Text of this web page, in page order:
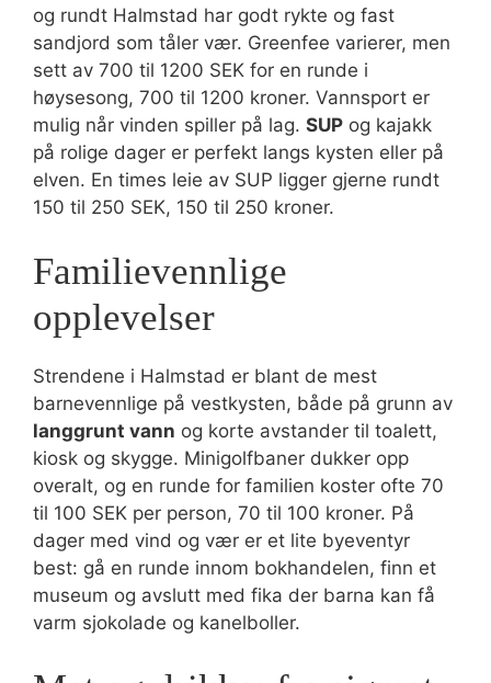
og rundt Halmstad har godt rykte og fast
sandjord som tåler vær. Greenfee varierer, men
sett av 700 til 1200 SEK for en runde i
høysesong, 700 til 1200 kroner. Vannsport er
mulig når vinden spiller på lag. SUP og kajakk
på rolige dager er perfekt langs kysten eller på
elven. En times leie av SUP ligger gjerne rundt
150 til 250 SEK, 150 til 250 kroner.
Familievennlige
opplevelser
Strendene i Halmstad er blant de mest
barnevennlige på vestkysten, både på grunn av
langgrunt vann og korte avstander til toalett,
kiosk og skygge. Minigolfbaner dukker opp
overalt, og en runde for familien koster ofte 70
til 100 SEK per person, 70 til 100 kroner. På
dager med vind og vær er et lite byeventyr
best: gå en runde innom bokhandelen, finn et
museum og avslutt med fika der barna kan få
varm sjokolade og kanelboller.